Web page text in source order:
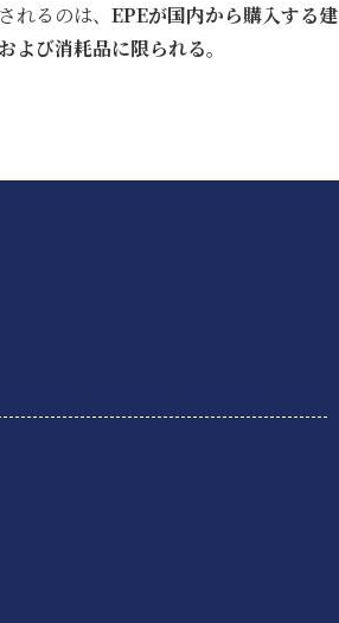
れるのは、 EPEが国内から購入する建
よび消耗品に限られる。